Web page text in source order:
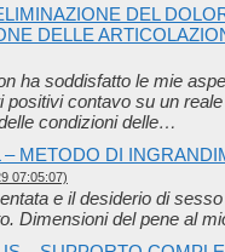
DEL
DELLE
ha soddisfatto le mie
positivi contavo su un reale
condizioni delle…
– METODO DI
07:05:07)
e il desiderio di
Dimensioni del pene al